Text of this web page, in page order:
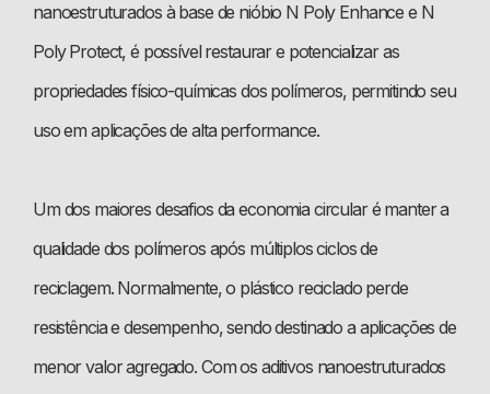
nanoestruturados à base de nióbio N Poly Enhance e N
Poly Protect, é possível restaurar e potencializar as
propriedades físico-químicas dos polímeros, permitindo seu
uso em aplicações de alta performance.
Um dos maiores desafios da economia circular é manter a
qualidade dos polímeros após múltiplos ciclos de
reciclagem. Normalmente, o plástico reciclado perde
resistência e desempenho, sendo destinado a aplicações de
menor valor agregado. Com os aditivos nanoestruturados